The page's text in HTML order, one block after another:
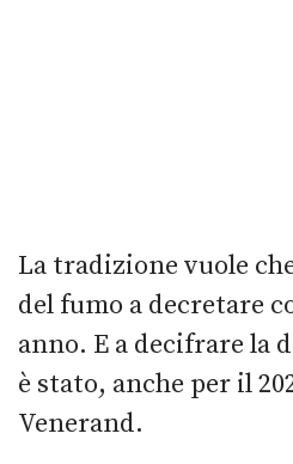
La tradizione vuole
del fumo a decretare
anno. E a decifrare la
è stato, anche per il
Venerand.